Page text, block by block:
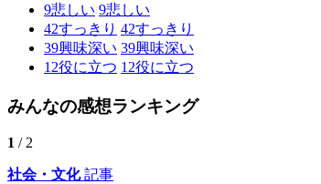
9悲しい 9悲しい
42すっきり 42すっきり
39興味深い 39興味深い
12役に立つ 12役に立つ
みんなの感想ランキング
1 / 2
社会・文化記事